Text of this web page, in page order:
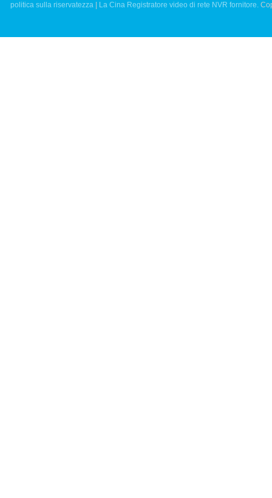
politica sulla riservatezza| La Cina Registratore video di rete NVR fornitore.